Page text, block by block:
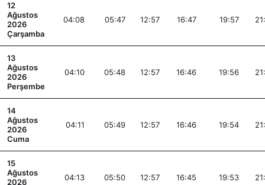
12
Ağustos
2026
Çarşamba
04:08 05:47 12:57 16:47 19:57
13
Ağustos
2026
Perşembe
04:10 05:48 12:57 16:46 19:56
14
Ağustos
2026
Cuma
04:11 05:49 12:57 16:46 19:54
15
Ağustos
2026
04:13 05:50 12:57 16:45 19:53